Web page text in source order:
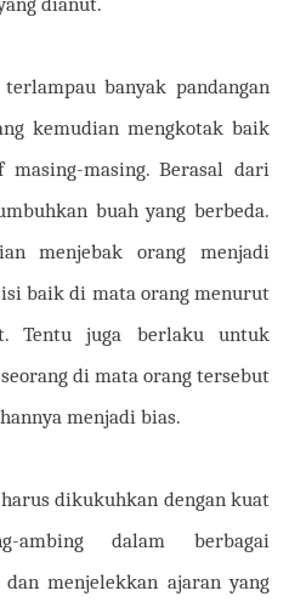
banyak pandangan
kemudian mengkotak baik
masing. Berasal dari
buah yang berbeda.
menjebak orang menjadi
baik di mata orang menurut
Tentu juga berlaku untuk
di mata orang tersebut
menjadi bias.
dikukuhkan dengan kuat
ambing dalam berbagai
menjelekkan ajaran yang